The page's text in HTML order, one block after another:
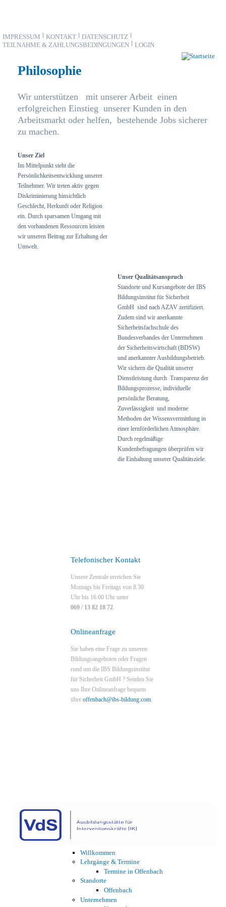
IMPRESSUM KONTAKT
DATENSCHUTZ
TEILNAHME & ZAHLUNGSBEDINGUNGEN
LOGIN
Philosophie
Wir unterstützen mit unserer Arbeit einen
erfolgreichen Einstieg unserer Kunden in den
Arbeitsmarkt oder helfen, bestehende Jobs sicherer
zu machen.
Unser Ziel
Im Mittelpunkt steht die
Persönlichkeitsentwicklung unserer
Teilnehmer. Wir treten aktiv gegen
Diskriminierung hinsichtlich
Geschlecht, Herkunft oder Religion
ein. Durch sparsamen Umgang mit
den vorhandenen Ressourcen leisten
wir unseren Beitrag zur Erhaltung der
Umwelt.
Unser Qualitätsanspruch
Standorte und Kursangebote der IBS
Bildungsinstitut für Sicherheit
GmbH sind nach AZAV zertifiziert.
Zudem sind wir anerkannte
Sicherheitsfachschule des
Bundesverbandes der Unternehmen
der Sicherheitswirtschaft (BDSW)
und anerkannter Ausbildungsbetrieb.
Wir sichern die Qualität unserer
Dienstleistung durch Transparenz der
Bildungsprozesse, individuelle
persönliche Beratung,
Zuverlässigkeit und moderne
Methoden der Wissensvermittlung in
einer lernförderlichen Atmosphäre.
Durch regelmäßige
Kundenbefragungen überprüfen wir
die Einhaltung unserer Qualitätsziele.
Telefonischer Kontakt
Unsere Zentrale erreichen Sie
Montags bis Freitags von 8.30
Uhr bis 16.00 Uhr unter
069 / 13 82 18 72.
Onlineanfrage
Sie haben eine Frage zu unseren
Bildungsangeboten oder Fragen
rund um die IBS Bildungsinstitut
für Sicherheit GmbH ? Senden Sie
uns Ihre Onlineanfrage bequem
über offenbach@ibs-bildung.com.
Willkommen
Lehrgänge & Termine
Termine in Offenbach
Standorte
Offenbach
Unternehmen